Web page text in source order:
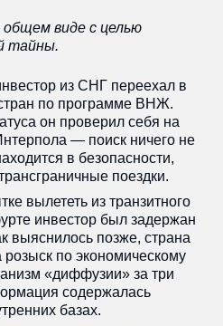
виде с целью
тайны.
из СНГ переехал в
по программе ВНЖ.
он проверил себя на
— поиск ничего не
в безопасности,
поездки.
вылететь из транзитного
инвестор был задержан
выяснилось позже, страна
по экономическому
«диффузии» за три
содержалась
базах.